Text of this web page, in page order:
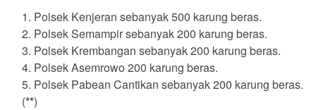
Polsek Kenjeran sebanyak 500 karung beras.
Polsek Semampir sebanyak 200 karung beras.
Polsek Krembangan sebanyak 200 karung beras.
Polsek Asemrowo 200 karung beras.
Polsek Pabean Cantikan sebanyak 200 karung beras.
(**)